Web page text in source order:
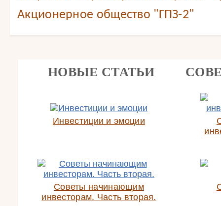
Акционерное общество "ГПЗ-2"
НОВЫЕ СТАТЬИ
Инвестиции и эмоции
Советы начинающим
инвесторам. Часть вторая.